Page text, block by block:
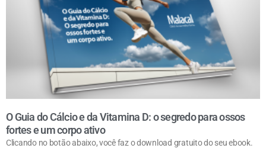
O Guia do Cálcio e da Vitamina D: o segredo para ossos
fortes e um corpo ativo
Clicando no botão abaixo, você faz o download gratuito do seu ebook.